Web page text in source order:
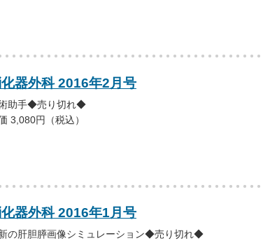
器外科 2016年2月号
助手◆売り切れ◆
3,080円（税込）
器外科 2016年1月号
の肝胆膵画像シミュレーション◆売り切れ◆